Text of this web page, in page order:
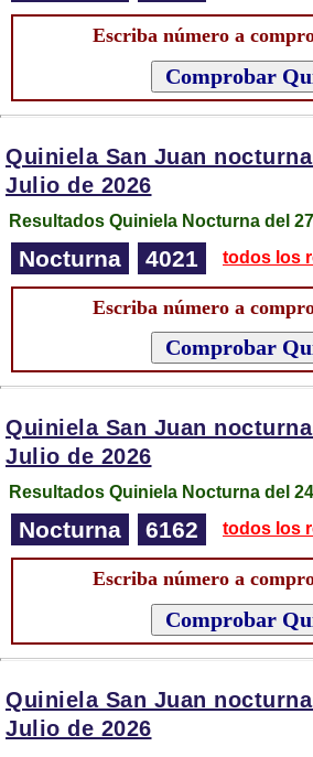
Escriba número a
Quiniela San Juan
Julio de 2026
Resultados Quiniela Nocturna del
Nocturna 4021 todos los
Escriba número a
Quiniela San Juan
Julio de 2026
Resultados Quiniela Nocturna del
Nocturna 6162 todos los
Escriba número a
Quiniela San Juan
Julio de 2026